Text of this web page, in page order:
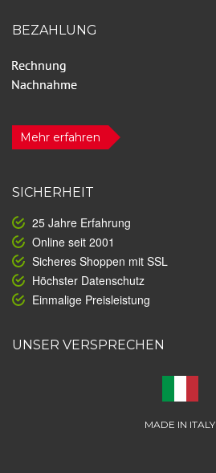
BEZAHLUNG
Mehr erfahren
SICHERHEIT
25 Jahre Erfahrung
Online seit 2001
Sicheres Shoppen mit SSL
Höchster Datenschutz
Einmalige Preisleistung
UNSER VERSPRECHEN
MADE IN ITALY